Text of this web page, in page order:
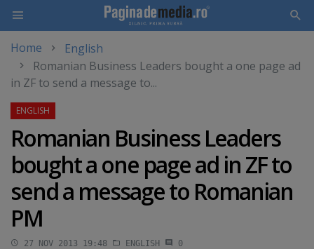
main
content
Home
English
Romanian Business Leaders bought a one page ad
in ZF to send a message to...
Romanian Business Leaders
bought a one page ad in ZF to
send a message to Romanian
PM
27 NOV 2013 19:48 ENGLISH 0